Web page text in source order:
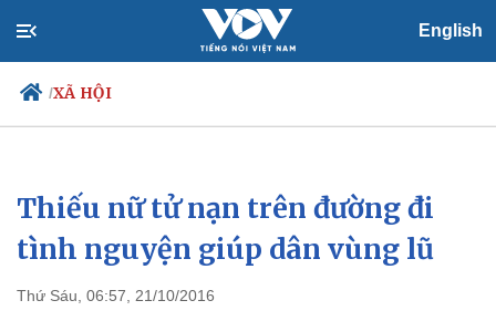
English
/XÃ HỘI
Chính trị
Đảng
Tổ chức nhân sự
Nhận diện sự thật
Xã hội
Tin 24h
Dự báo thời tiết
Thiếu nữ tử nạn trên đường đi
tình nguyện giúp dân vùng lũ
Thứ Sáu, 06:57, 21/10/2016